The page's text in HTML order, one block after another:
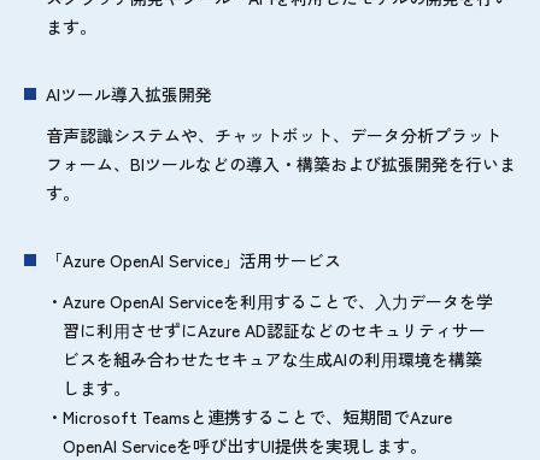
ます。
AIツール導入拡張開発
音声認識システムや、チャットボット、データ分析プラット
フォーム、BIツールなどの導入・構築および拡張開発を行いま
す。
「Azure OpenAI Service」活用サービス
Azure OpenAI Serviceを利⽤することで、⼊⼒データを学
習に利⽤させずにAzure AD認証などのセキュリティサー
ビスを組み合わせたセキュアな⽣成AIの利⽤環境を構築
します。
Microsoft Teamsと連携することで、短期間でAzure
OpenAI Serviceを呼び出すUI提供を実現します。